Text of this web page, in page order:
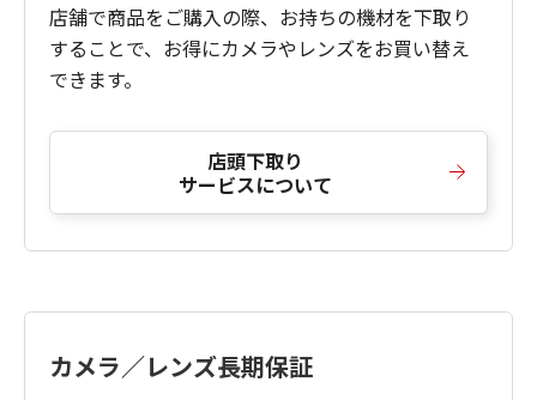
店舗で商品をご購入の際、お持ちの機材を下取り
することで、お得にカメラやレンズをお買い替え
できます。
店頭下取り
サービスについて
カメラ／レンズ長期保証